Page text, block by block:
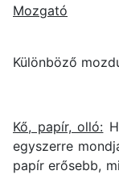
Mozgató
Különböző
Kő, papír, olló:
egyszerre
papír erősebb,